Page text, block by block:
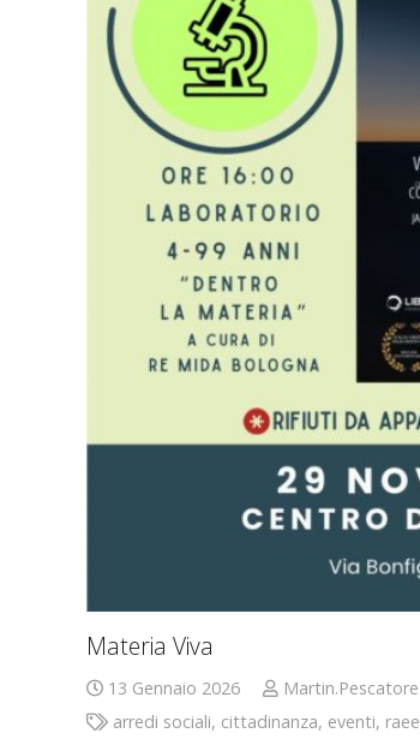
Materia Viva
13 Gennaio 2026 Martin.Pescatore
arredi sociali, cittadinanza, eventi, raee